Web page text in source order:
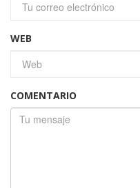
WEB
COMENTARIO